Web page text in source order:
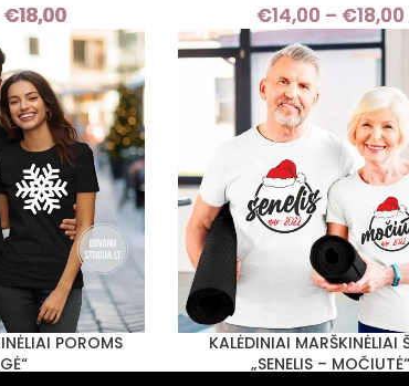
€18,00
range:
€14,00
through
€18,00
€14,00 – €18,00
POROMS
PASIRINKTI SAVYBES
KALĖDINIAI MARŠKINĖLIAI
„SENELIS – MOČIUTĖ“